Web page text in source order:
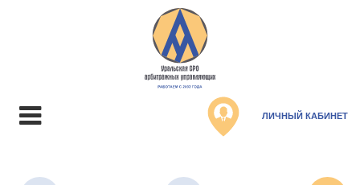
ЛИЧНЫЙ КАБИНЕТ